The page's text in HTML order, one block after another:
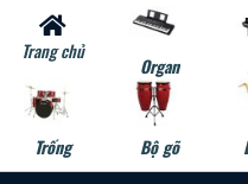
Trang chủ
Organ
Trống Bộ gõ